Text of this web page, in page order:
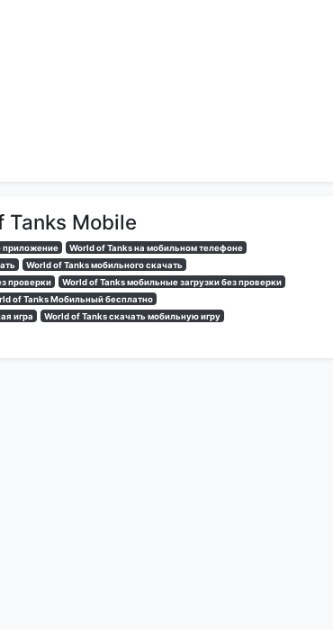
Tanks Mobile
приложение
World of Tanks на мобильном телефоне
World of Tanks мобильного скачать
проверки
World of Tanks мобильные загрузки без проверки
of Tanks Мобильный бесплатно
игра
World of Tanks скачать мобильную игру